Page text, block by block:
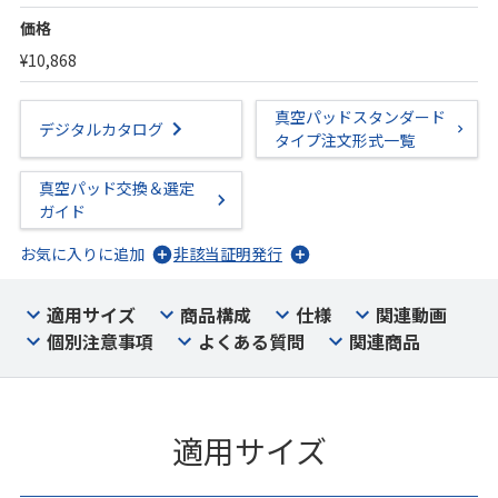
価格
¥10,868
デジタルカタログ
真空パッドスタンダード
タイプ注文形式一覧
真空パッド交換＆選定
ガイド
お気に入りに追加
非該当証明発行
適用サイズ 商品構成 仕様
関連動画
個別注意事項
よくある質問 関連商品
適用サイズ